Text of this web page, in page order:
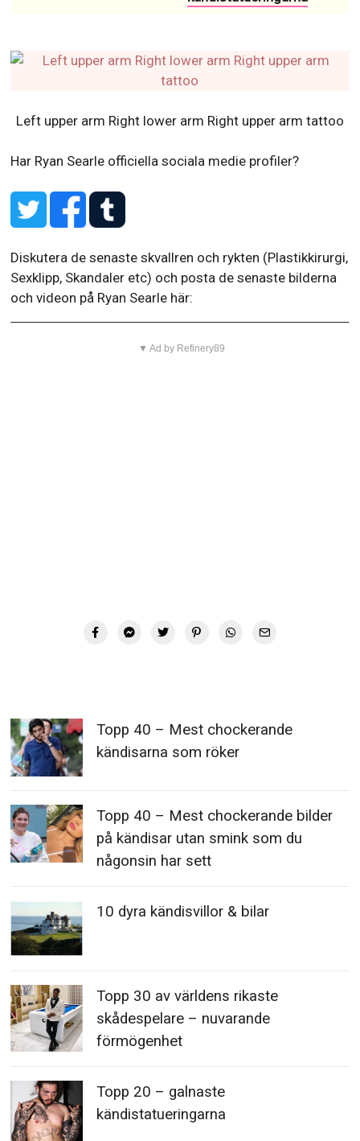
Left upper arm Right lower arm Right upper arm tattoo
Har Ryan Searle officiella sociala medie profiler?
Diskutera de senaste skvallren och rykten (Plastikkirurgi,
Sexklipp, Skandaler etc) och posta de senaste bilderna
och videon på Ryan Searle här:
▼ Ad by Refinery89
Topp 40 – Mest chockerande
kändisarna som röker
Topp 40 – Mest chockerande bilder
på kändisar utan smink som du
någonsin har sett
10 dyra kändisvillor & bilar
Topp 30 av världens rikaste
skådespelare – nuvarande
förmögenhet
Topp 20 – galnaste
kändistatueringarna